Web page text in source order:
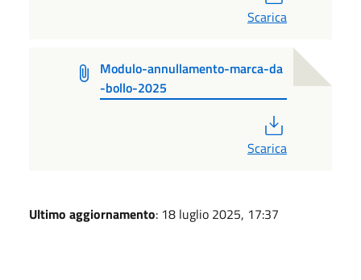
Scarica
Modulo-annullamento-marca-da
-bollo-2025
Scarica
Ultimo aggiornamento: 18 luglio 2025, 17:37